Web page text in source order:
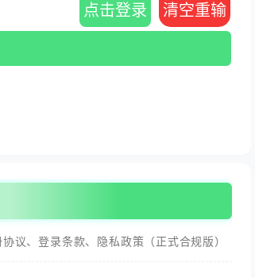
点击登录 清空重输
议、登录条款、隐私政策（正式合规版）